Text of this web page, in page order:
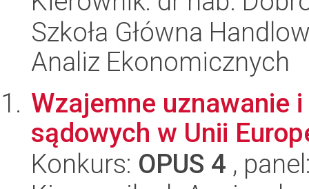
Szkoła Główna
Analiz Ekonomicznych
Wzajemne uznawanie
sądowych w Unii
Konkurs: OPUS 4 ,